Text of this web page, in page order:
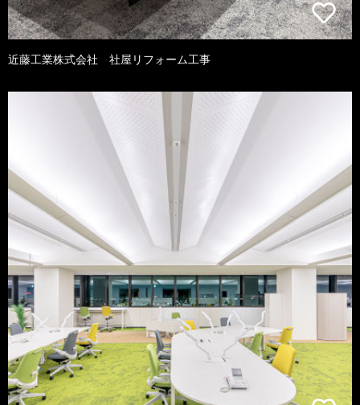
近藤工業株式会社 社屋リフォーム工事